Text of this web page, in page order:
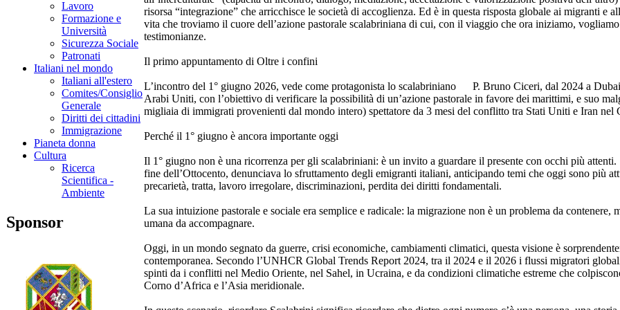
Lavoro
Formazione e
Università
Sicurezza Sociale
Patronati
Italiani nel mondo
Italiani all'estero
Comites/Consiglio
Generale
Diritti dei cittadini
Immigrazione
Pianeta donna
Cultura
Ricerca
Scientifica -
Ambiente
Sponsor
risorsa “integrazione” che arricchisce le società di accoglienza. Ed è in questa risposta globale ai migranti e
vita che troviamo il cuore dell’azione pastorale scalabriniana di cui, con il viaggio che ora iniziamo, vogliamo
testimonianze.
Il primo appuntamento di Oltre i confini
L’incontro del 1° giugno 2026, vede come protagonista lo scalabriniano P. Bruno Ciceri, dal 2024 a
Arabi Uniti, con l’obiettivo di verificare la possibilità di un’azione pastorale in favore dei marittimi, e suo
migliaia di immigrati provenienti dal mondo intero) spettatore da 3 mesi del conflitto tra Stati Uniti e Iran
Perché il 1° giugno è ancora importante oggi
Il 1° giugno non è una ricorrenza per gli scalabriniani: è un invito a guardare il presente con occhi più
fine dell’Ottocento, denunciava lo sfruttamento degli emigranti italiani, anticipando temi che oggi sono più
precarietà, tratta, lavoro irregolare, discriminazioni, perdita dei diritti fondamentali.
La sua intuizione pastorale e sociale era semplice e radicale: la migrazione non è un problema da contenere,
umana da accompagnare.
Oggi, in un mondo segnato da guerre, crisi economiche, cambiamenti climatici, questa visione è
contemporanea. Secondo l’UNHCR Global Trends Report 2024, tra il 2024 e il 2026 i flussi migratori
spinti da i conflitti nel Medio Oriente, nel Sahel, in Ucraina, e da condizioni climatiche estreme che
Corno d’Africa e l’Asia meridionale.